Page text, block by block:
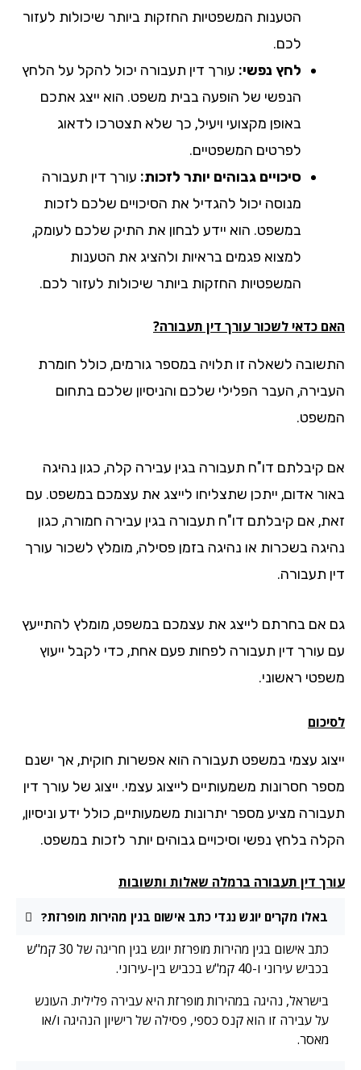
הטענות המשפטיות החזקות ביותר שיכולות לעזור
לחץ נפשי:עורך דין תעבורה יכול להקל על הלחץ
הנפשי של הופעה בבית משפט. הוא ייצג אתכם
באופן מקצועי ויעיל, כך שלא תצטרכו לדאוג
לפרטים המשפטיים.
סיכויים גבוהים יותר לזכות:עורך דין תעבורה
מנוסה יכול להגדיל את הסיכויים שלכם לזכות
במשפט. הוא יידע לבחון את התיק שלכם לעומק,
למצוא פגמים בראיות ולהציג את הטענות
המשפטיות החזקות ביותר שיכולות לעזור לכם.
כדאי לשכור עורך דין תעבורה?
לשאלה זו תלויה במספר גורמים, כולל חומרת
העבר הפלילי שלכם והניסיון שלכם בתחום
קיבלתם דו"ח תעבורה בגין עבירה קלה, כגון נהיגה
אדום, ייתכן שתצליחו לייצג את עצמכם במשפט. עם
אם קיבלתם דו"ח תעבורה בגין עבירה חמורה, כגון
בשכרות או נהיגה בזמן פסילה, מומלץ לשכור עורך
תעבורה.
אם בחרתם לייצג את עצמכם במשפט, מומלץ להתייעץ
עורך דין תעבורה לפחות פעם אחת, כדי לקבל ייעוץ
ראשוני.
עצמי במשפט תעבורה הוא אפשרות חוקית, אך ישנם
חסרונות משמעותיים לייצוג עצמי. ייצוג של עורך דין
מציע מספר יתרונות משמעותיים, כולל ידע וניסיון,
בלחץ נפשי וסיכויים גבוהים יותר לזכות במשפט.
דין תעבורה ברמלה שאלות ותשובות
באלו מקרים יוגש נגדי כתב אישום בגין מהירות מופרזת?
כתב אישום בגין מהירות מופרזת יוגש בגין חריגה של 30 קמ"ש
בכביש עירוני ו-40 קמ"ש בכביש בין-עירוני.
בישראל, נהיגה במהירות מופרזת היא עבירה פלילית. העונש
על עבירה זו הוא קנס כספי, פסילה של רישיון הנהיגה ו/או
מאסר.